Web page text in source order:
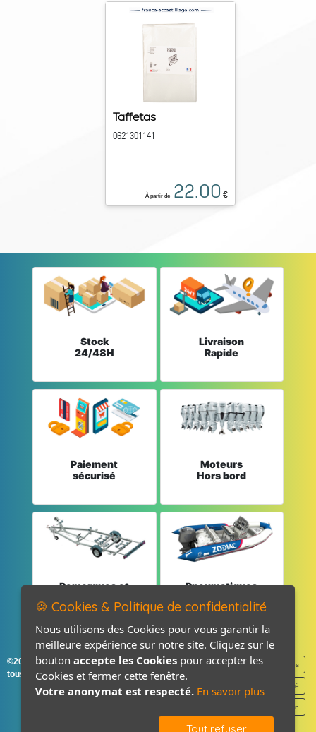
Taffetas
0621301141
À partir de 22.00 €
Stock
24/48H
Livraison
Rapide
Paiement
sécurisé
Moteurs
Hors bord
Remorques et
Pneumatiques
©2026-2027 France Accastillage
tous droits réservés
Mentions légales
Politique de confidentialité
Contact / Plan
🍪 Cookies & Politique de confidentialité
Nous utilisons des Cookies pour vous garantir la
meilleure expérience sur notre site. Cliquez sur le
bouton accepte les Cookies pour accepter les
Cookies et fermer cette fenêtre.
Votre anonymat est respecté. En savoir plus
Tout refuser